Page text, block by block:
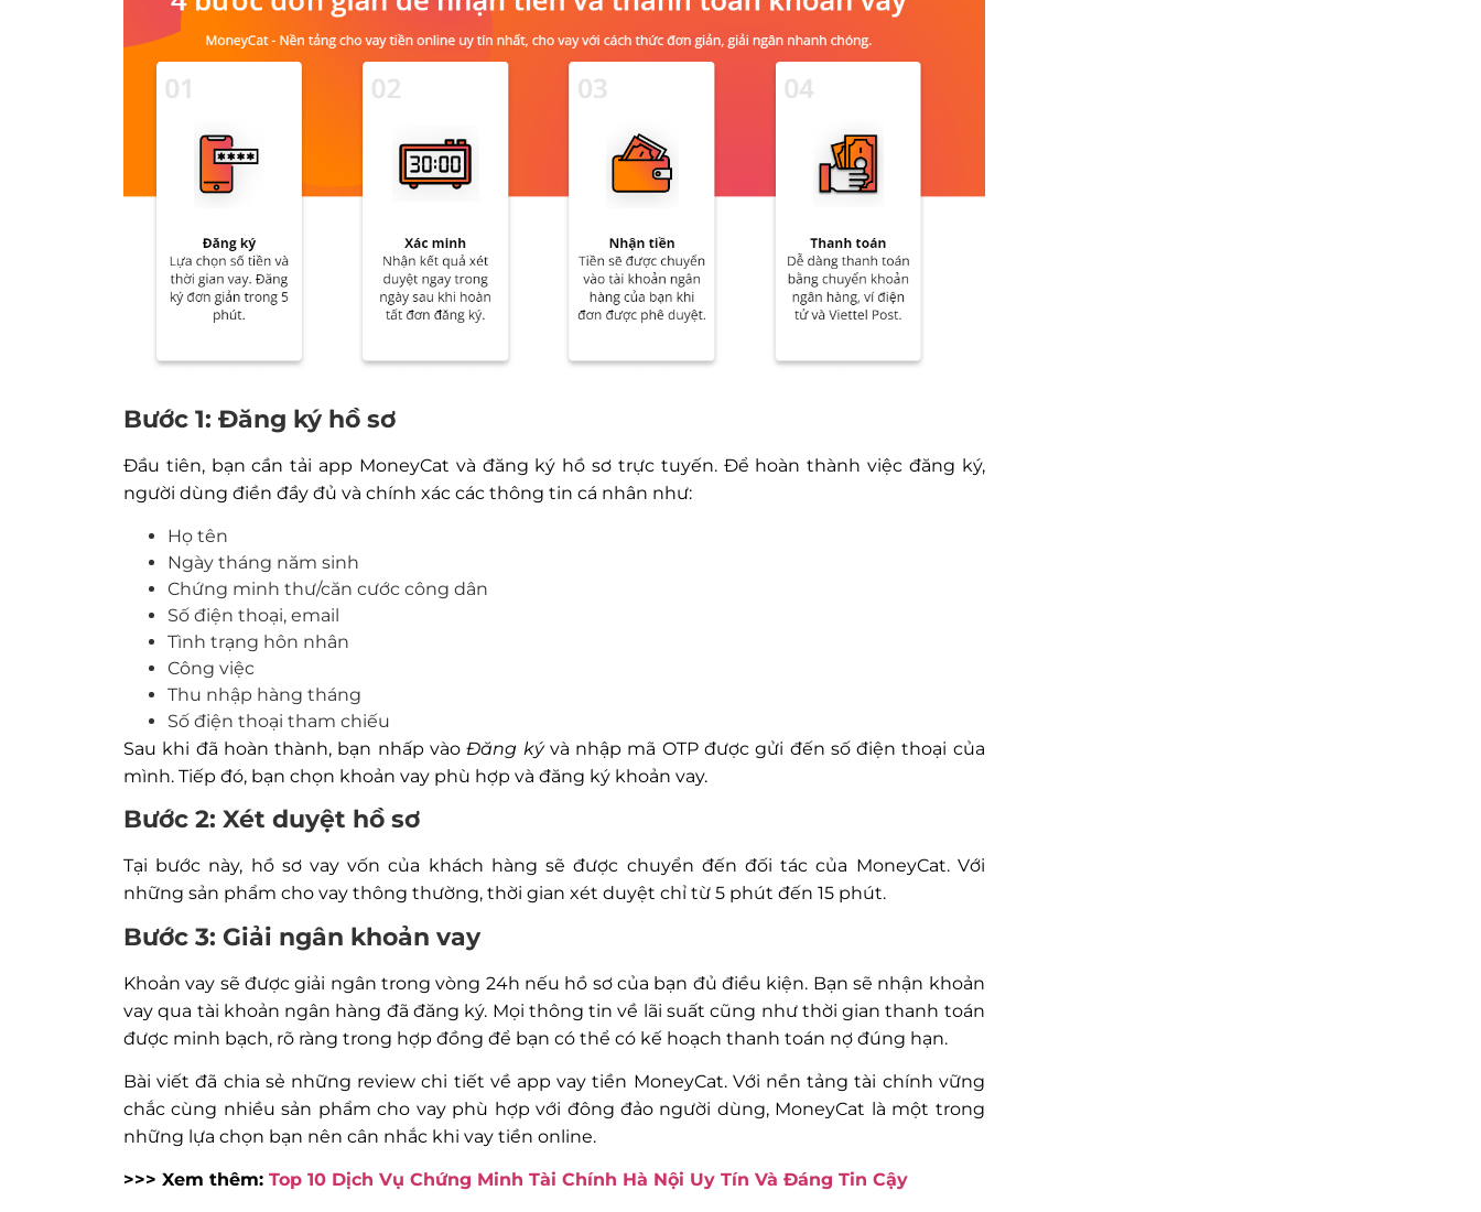
Bước 1: Đăng ký hồ sơ
Đầu tiên, bạn cần tải app MoneyCat và đăng ký hồ sơ trực tuyến. Để hoàn thành việc đăng ký,
người dùng điền đầy đủ và chính xác các thông tin cá nhân như:
Họ tên
Ngày tháng năm sinh
Chứng minh thư/căn cước công dân
Số điện thoại, email
Tình trạng hôn nhân
Công việc
Thu nhập hàng tháng
Số điện thoại tham chiếu
Sau khi đã hoàn thành, bạn nhấp vàoĐăng kývà nhập mã OTP được gửi đến số điện thoại của
mình. Tiếp đó, bạn chọn khoản vay phù hợp và đăng ký khoản vay.
Bước 2: Xét duyệt hồ sơ
Tại bước này, hồ sơ vay vốn của khách hàng sẽ được chuyển đến đối tác của MoneyCat. Với
những sản phẩm cho vay thông thường, thời gian xét duyệt chỉ từ 5 phút đến 15 phút.
Bước 3: Giải ngân khoản vay
Khoản vay sẽ được giải ngân trong vòng 24h nếu hồ sơ của bạn đủ điều kiện. Bạn sẽ nhận khoản
vay qua tài khoản ngân hàng đã đăng ký. Mọi thông tin về lãi suất cũng như thời gian thanh toán
được minh bạch, rõ ràng trong hợp đồng để bạn có thể có kế hoạch thanh toán nợ đúng hạn.
Bài viết đã chia sẻ những review chi tiết về app vay tiền MoneyCat. Với nền tảng tài chính vững
chắc cùng nhiều sản phẩm cho vay phù hợp với đông đảo người dùng, MoneyCat là một trong
những lựa chọn bạn nên cân nhắc khi vay tiền online.
>>> Xem thêm: Top 10 Dịch Vụ Chứng Minh Tài Chính Hà Nội Uy Tín Và Đáng Tin Cậy